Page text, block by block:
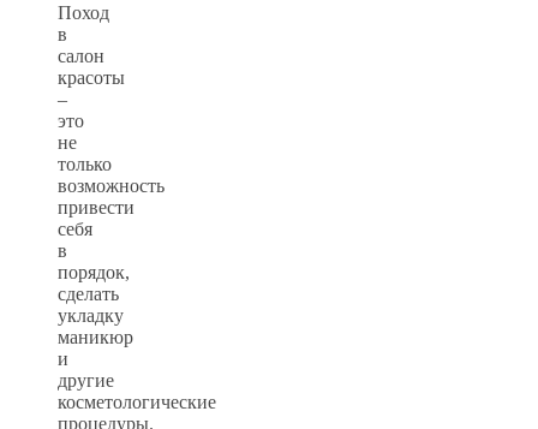
Поход
в
салон
красоты
–
это
не
только
возможность
привести
себя
в
порядок,
сделать
укладку
маникюр
и
другие
косметологические
процедуры.